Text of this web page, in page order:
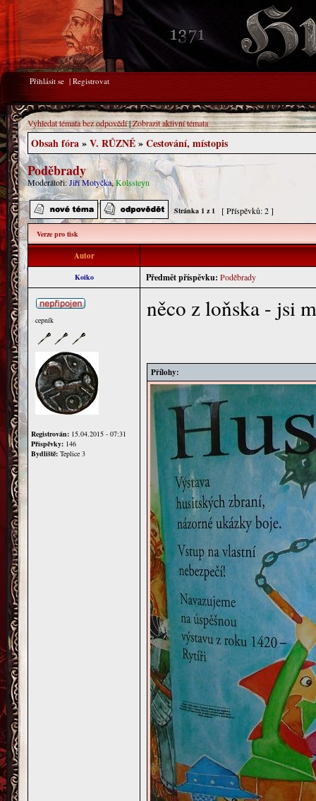
Přihlásit se | Registrovat
Vyhledat témata bez odpovědí|Zobrazit aktivní témata
Obsah fóra»V. RŮZNÉ»Cestování, místopis
Poděbrady
Moderátoři:Jiří Motyčka,Kolssteyn
Stránka 1 z 1 [ Příspěvků: 2 ]
Verze pro tisk
Autor
Koiko Předmět příspěvku: Poděbrady
cepník
Registrován: 15.04.2015 - 07:31
Příspěvky: 146
Bydliště: Teplice 3
něco z loňska - jsi
Přílohy: